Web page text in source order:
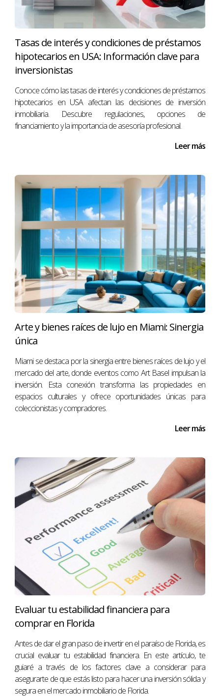
Tasas de interés y condiciones de préstamos
hipotecarios en USA: Información clave para
inversionistas
Conoce cómo las tasas de interés y condiciones de préstamos
hipotecarios en USA afectan las decisiones de inversión
inmobiliaria. Descubre regulaciones, opciones de
financiamiento y la importancia de asesoría profesional.
Leer más
Arte y bienes raíces de lujo en Miami: Sinergia
única
Miami se destaca por la sinergia entre bienes raíces de lujo y el
mercado del arte, donde eventos como Art Basel impulsan la
inversión. Esta conexión transforma las propiedades en
espacios culturales y ofrece oportunidades únicas para
coleccionistas y compradores.
Leer más
Evaluar tu estabilidad financiera para
comprar en Florida
Antes de dar el gran paso de invertir en el paraíso de Florida, es
crucial evaluar tu estabilidad financiera. En este artículo, te
guiaré a través de los factores clave a considerar para
asegurarte de que estás listo para hacer una inversión sólida y
segura en el mercado inmobiliario de Florida.